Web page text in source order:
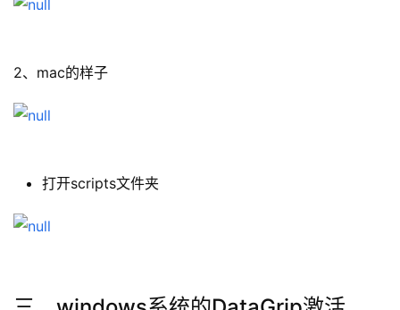
2、mac的样子
打开scripts文件夹